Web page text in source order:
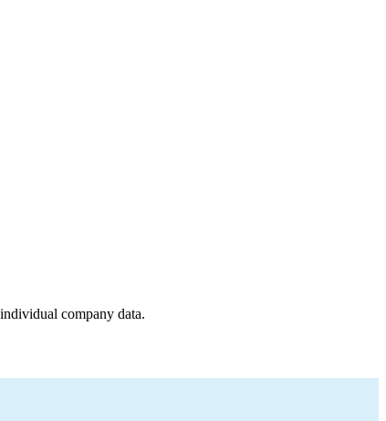
company data.